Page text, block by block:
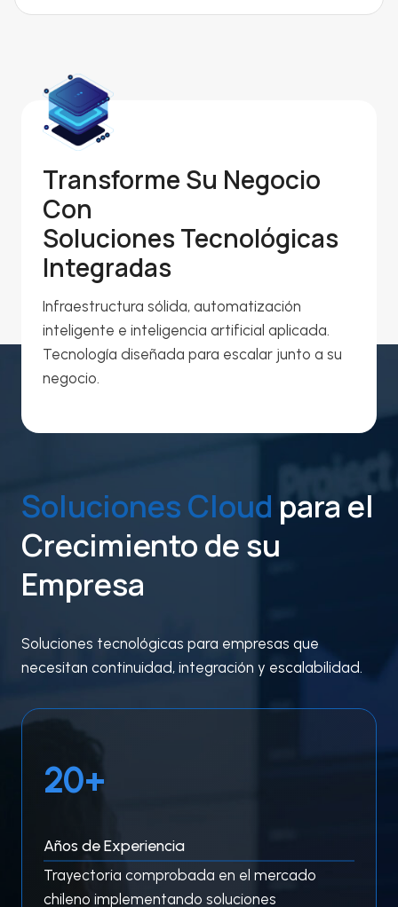
Transforme Su Negocio
Con
Soluciones Tecnológicas
Integradas
Infraestructura sólida, automatización
inteligente e inteligencia artificial aplicada.
Tecnología diseñada para escalar junto a su
negocio.
SolucionesCloud para el
Crecimiento de su
Empresa
Soluciones tecnológicas para empresas que
necesitan continuidad, integración y escalabilidad.
2
0
20+
Años de Experiencia
Trayectoria comprobada en el mercado
chileno implementando soluciones